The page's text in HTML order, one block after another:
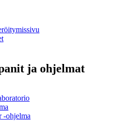
ja ohjelmat
-ohjelma